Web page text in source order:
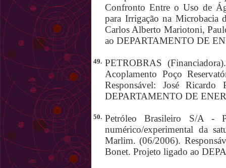
Confronto Entre o Uso de
para Irrigação na Microbacia
Carlos Alberto Mariotoni,
ao DEPARTAMENTO DE
49. PETROBRAS
Acoplamento Poço
Responsável: José
DEPARTAMENTO DE
50. Petróleo Brasileiro S/A -
numérico/experimental da
Marlim. (06/2006).
Bonet. Projeto ligado ao